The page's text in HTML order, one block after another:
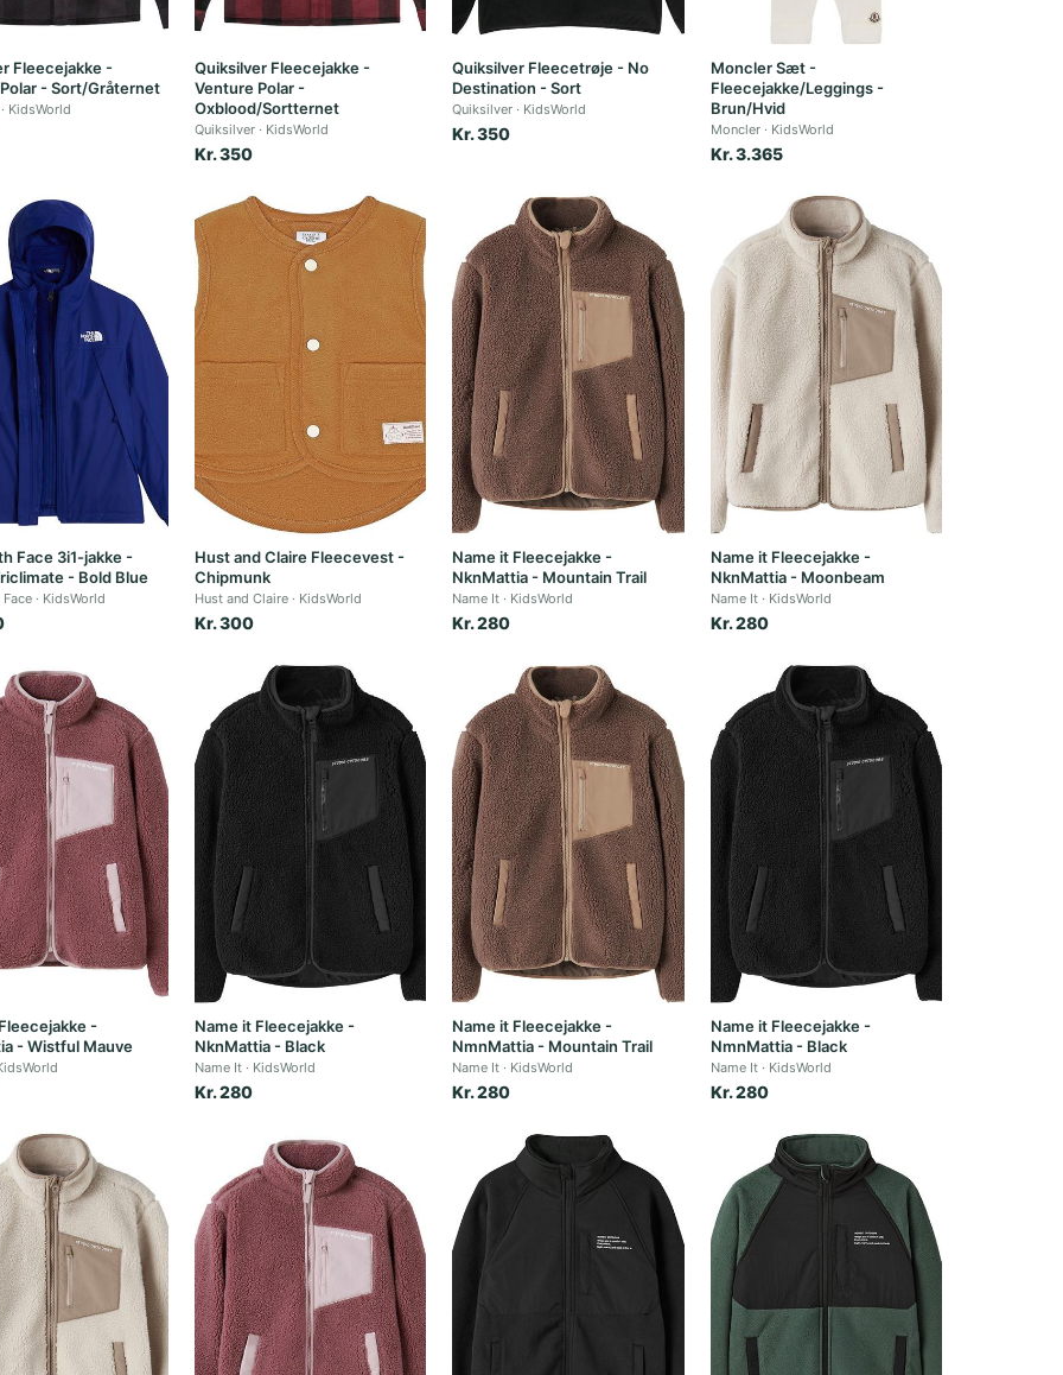
Fleecejakke -
- Sort/Gråternet
KidsWorld
Quiksilver Fleecejakke -
Venture Polar -
Oxblood/Sortternet
Quiksilver KidsWorld
Kr. 350
Quiksilver Fleecetrøje - No
Destination - Sort
Quiksilver KidsWorld
Kr. 350
Moncler Sæt -
Fleecejakke/Leggings -
Brun/Hvid
Moncler KidsWorld
Kr. 3.365
Face 3i1-jakke -
- Bold Blue
KidsWorld
Hust and Claire Fleecevest -
Chipmunk
Hust and Claire KidsWorld
Kr. 300
Name it Fleecejakke -
NknMattia - Mountain Trail
Name It KidsWorld
Kr. 280
Name it Fleecejakke -
NknMattia - Moonbeam
Name It KidsWorld
Kr. 280
-
- Wistful Mauve
Name it Fleecejakke -
NknMattia - Black
Name It KidsWorld
Kr. 280
Name it Fleecejakke -
NmnMattia - Mountain Trail
Name It KidsWorld
Kr. 280
Name it Fleecejakke -
NmnMattia - Black
Name It KidsWorld
Kr. 280